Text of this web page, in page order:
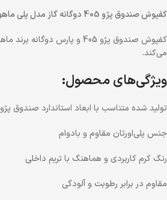
کفپوش صندوق پژو 405 دوگانه گاز مدل پلی ماهوت- کرم
کفپوش صندوق پژو 405 و
می‌کند.
ویژگی‌های محصول:
تولید شده متناسب با ابعاد استاندارد صندوق پژو 405 و پژو پارس دوگانه سوز
جنس پلی‌اورتان مقاوم و بادوام
رنگ کرم کاربردی و هماهنگ با تریم داخلی
مقاوم در برابر رطوبت و آلودگی